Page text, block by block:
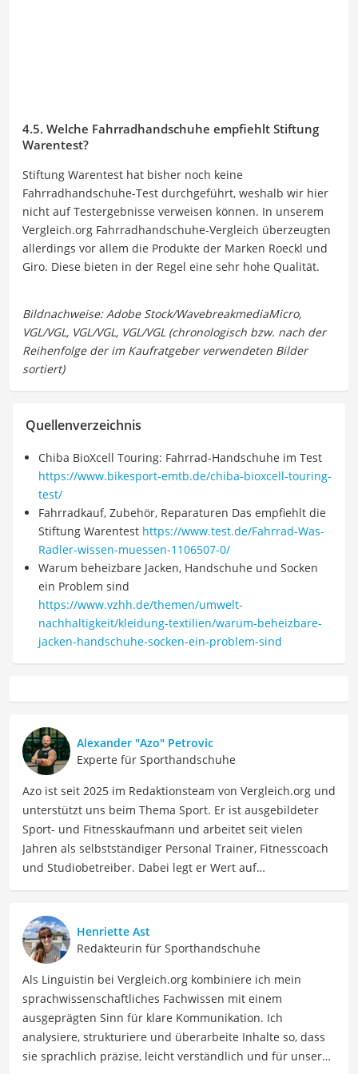
4.5. Welche Fahrradhandschuhe empfiehlt Stiftung
Warentest?
Stiftung Warentest hat bisher noch keine
Fahrradhandschuhe-Test durchgeführt, weshalb wir hier
nicht auf Testergebnisse verweisen können. In unserem
Vergleich.org Fahrradhandschuhe-Vergleich überzeugten
allerdings vor allem die Produkte der Marken Roeckl und
Giro. Diese bieten in der Regel eine sehr hohe Qualität.
Quellenverzeichnis
Chiba BioXcell Touring: Fahrrad-Handschuhe im Test
https://www.bikesport-emtb.de/chiba-bioxcell-touring-
test/
Fahrradkauf, Zubehör, Reparaturen Das empfiehlt die
Stiftung Warentest https://www.test.de/Fahrrad-Was-
Radler-wissen-muessen-1106507-0/
Warum beheizbare Jacken, Handschuhe und Socken
ein Problem sind
https://www.vzhh.de/themen/umwelt-
nachhaltigkeit/kleidung-textilien/warum-beheizbare-
jacken-handschuhe-socken-ein-problem-sind
Alexander "Azo" Petrovic
Experte für Sporthandschuhe
Azo ist seit 2025 im Redaktionsteam von Vergleich.org und
unterstützt uns beim Thema Sport. Er ist ausgebildeter
Sport- und Fitnesskaufmann und arbeitet seit vielen
Jahren als selbstständiger Personal Trainer, Fitnesscoach
und Studiobetreiber. Dabei legt er Wert auf
Gerätekompetenz. Zusätzlich ist Azo aktiver
Wettkampfsportler (u. a. HYROX, Functional Fitness, Lauf-
und Triathlonevents) und testet Trainingsmethoden,
Geräte und Produkte selbst im Alltag und im Coaching.
Als Ausgleich geht Azo gern in die Natur oder ins Kino,
um abzuschalten.
Henriette Ast
Redakteurin für Sporthandschuhe
Als Linguistin bei Vergleich.org kombiniere ich mein
sprachwissenschaftliches Fachwissen mit einem
ausgeprägten Sinn für klare Kommunikation. Ich
analysiere, strukturiere und überarbeite Inhalte so, dass
sie sprachlich präzise, leicht verständlich und für unsere